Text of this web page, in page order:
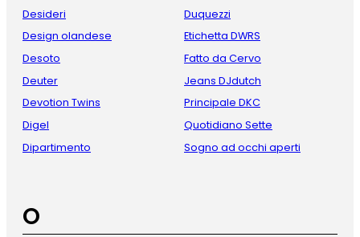
Desideri
Design olandese
Desoto
Deuter
Devotion Twins
Digel
Dipartimento
Duquezzi
Etichetta DWRS
Fatto da Cervo
Jeans DJdutch
Principale DKC
Quotidiano Sette
Sogno ad occhi aperti
O